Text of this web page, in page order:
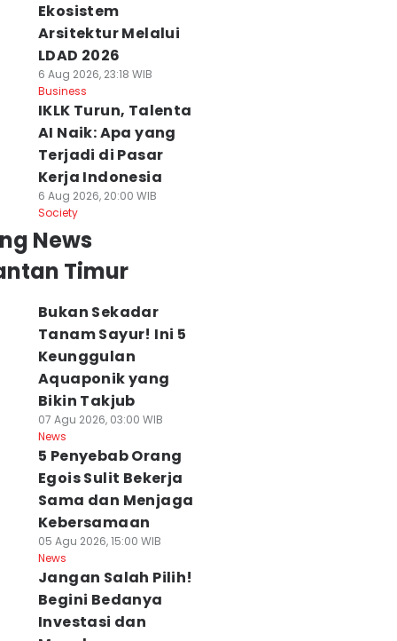
Rp20
Masuk
Baru, Handy
Ajukan
Konektivitas RI–
Malaysia Makin
Kuat, Bus
Putussibau–
Ekosistem
Arsitektur Melalui
LDAD 2026
6 Aug 2026, 23:18 WIB
Business
IKLK Turun, Talenta
AI Naik: Apa yang
Terjadi di Pasar
Kerja Indonesia
6 Aug 2026, 20:00 WIB
Society
News
Timur
Bukan Sekadar
Tanam Sayur! Ini 5
Keunggulan
Aquaponik yang
Bikin Takjub
07 Agu 2026, 03:00 WIB
News
5 Penyebab Orang
Egois Sulit Bekerja
Sama dan Menjaga
Kebersamaan
05 Agu 2026, 15:00 WIB
News
Jangan Salah Pilih!
Begini Bedanya
Investasi dan